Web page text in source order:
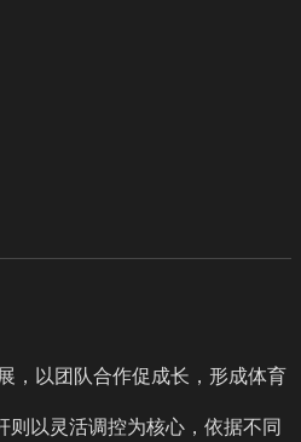
，以团队合作促成长，形成体育
以灵活调控为核心，依据不同